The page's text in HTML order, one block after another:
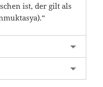
ist, der gilt als